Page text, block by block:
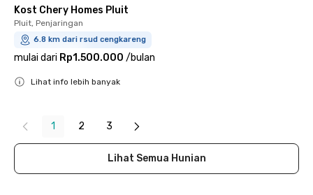
Kost Chery Homes Pluit
Pluit, Penjaringan
6.8 km dari rsud cengkareng
mulai dari Rp1.500.000 /bulan
Lihat info lebih banyak
1 2 3
Lihat Semua Hunian